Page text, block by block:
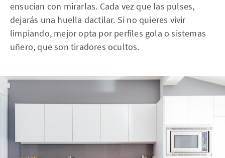
ensucian con mirarlas. Cada vez que las pulses,
dejarás una huella dactilar. Si no quieres vivir
limpiando, mejor opta por perfiles gola o sistemas
uñero, que son tiradores ocultos.